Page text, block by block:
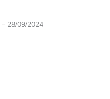
– 28/09/2024